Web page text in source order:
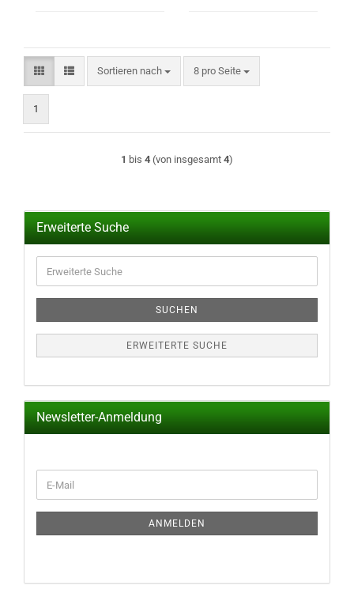
Sortieren nach
Sortieren nach 8 pro Seite
pro Seite
1
1 bis 4 (von insgesamt 4)
Erweiterte Suche
Suche
SUCHEN
ERWEITERTE SUCHE
Newsletter-Anmeldung
ZUR
E-
Mail
ANMELDEN